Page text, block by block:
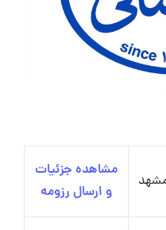
مشاهده جزئیات
و ارسال رزومه